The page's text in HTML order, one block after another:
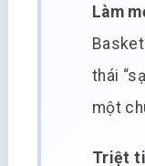
Làm
thái
một
Triệt